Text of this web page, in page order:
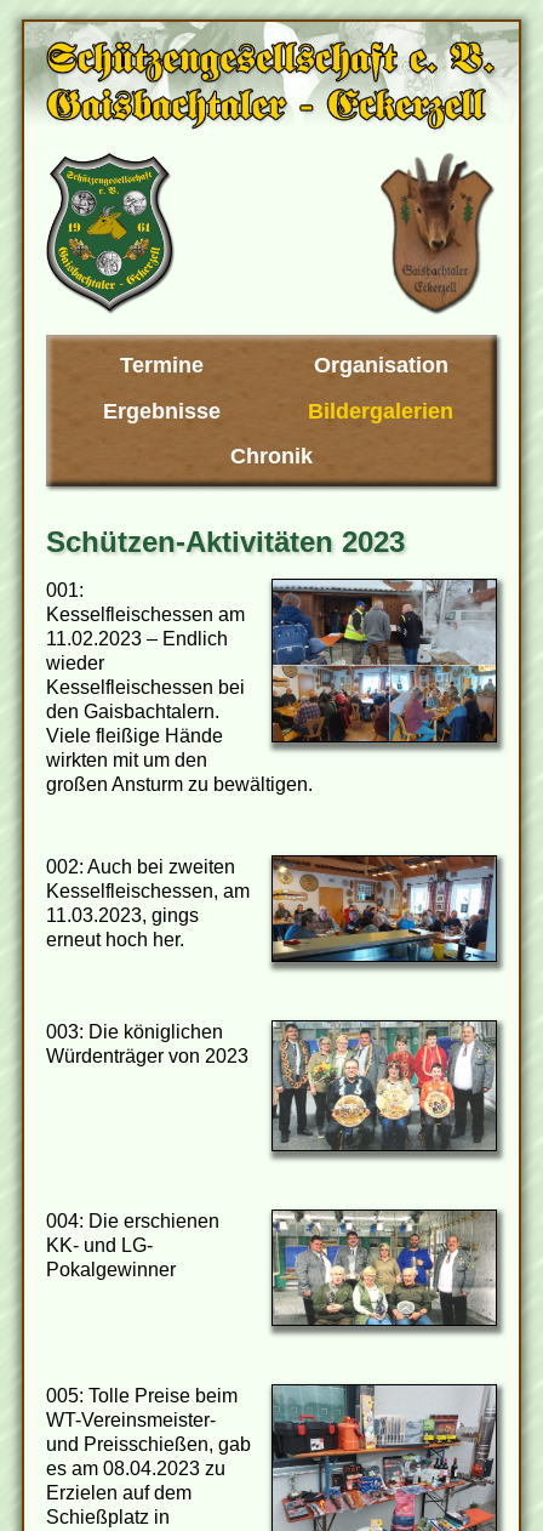
Termine
Organisation
Ergebnisse
Bildergalerien
Chronik
Schützen-Aktivitäten 2023
001:
Kesselfleischessen am
11.02.2023 – Endlich
wieder
Kesselfleischessen bei
den Gaisbachtalern.
Viele fleißige Hände
wirkten mit um den
großen Ansturm zu bewältigen.
002: Auch bei zweiten
Kesselfleischessen, am
11.03.2023, gings
erneut hoch her.
003: Die königlichen
Würdenträger von 2023
004: Die erschienen
KK- und LG-
Pokalgewinner
005: Tolle Preise beim
WT-Vereinsmeister-
und Preisschießen, gab
es am 08.04.2023 zu
Erzielen auf dem
Schießplatz in